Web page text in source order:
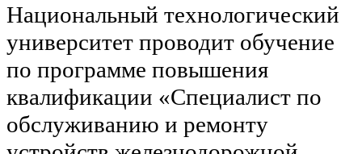
Национальный технологический
университет проводит обучение
по программе повышения
квалификации «Специалист по
обслуживанию и ремонту